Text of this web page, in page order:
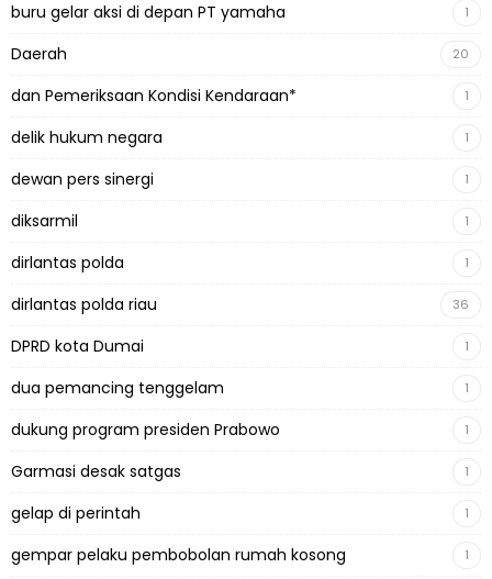
buru gelar aksi di depan PT yamaha 1
Daerah 20
dan Pemeriksaan Kondisi Kendaraan* 1
delik hukum negara 1
dewan pers sinergi 1
diksarmil 1
dirlantas polda 1
dirlantas polda riau 36
DPRD kota Dumai 1
dua pemancing tenggelam 1
dukung program presiden Prabowo 1
Garmasi desak satgas 1
gelap di perintah 1
gempar pelaku pembobolan rumah kosong 1